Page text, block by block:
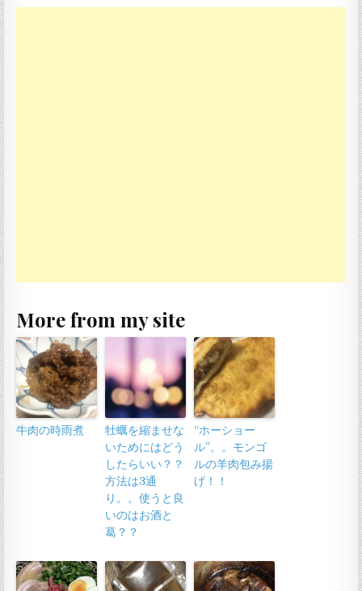
More from my site
牛肉の時雨煮
牡蠣を縮ませな
いためにはどう
したらいい？？
方法は3通
り。。使うと良
いのはお酒と
葛？？
“ホーショー
ル”。。モンゴ
ルの羊肉包み揚
げ！！